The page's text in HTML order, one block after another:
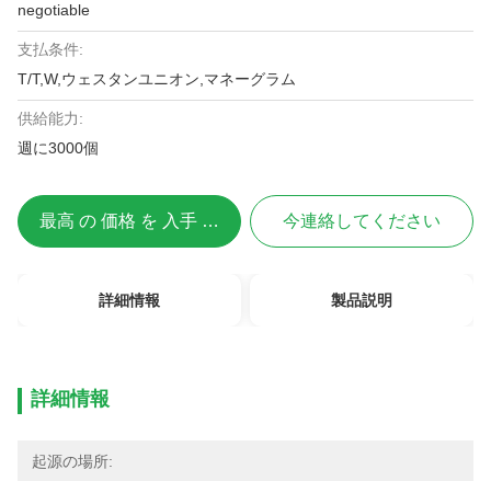
negotiable
支払条件:
T/T,W,ウェスタンユニオン,マネーグラム
供給能力:
週に3000個
最高 の 価格 を 入手 する 今連絡してください
詳細情報 製品説明
詳細情報
起源の場所: